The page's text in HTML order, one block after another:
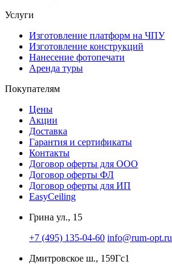
Услуги
Изготовление платформ на ЧПУ
Изготовление конструкций
Нанесение фотопечати
Аренда туры
Покупателям
Цены
Акции
Доставка
Гарантия и сертификаты
Контакты
Договор оферты для ООО
Договор оферты ФЛ
Договор оферты для ИП
EasyCeiling
Грина ул., 15
+7 (495) 135-04-60 info@rum-opt.ru
Дмитровское ш., 159Гс1